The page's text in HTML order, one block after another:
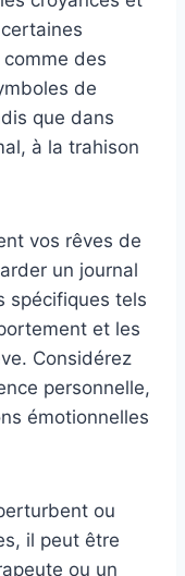
des
de
que dans
à la trahison
vos rêves de
un journal
spécifiques tels
et les
Considérez
personnelle,
émotionnelles
ou
il peut être
ou un